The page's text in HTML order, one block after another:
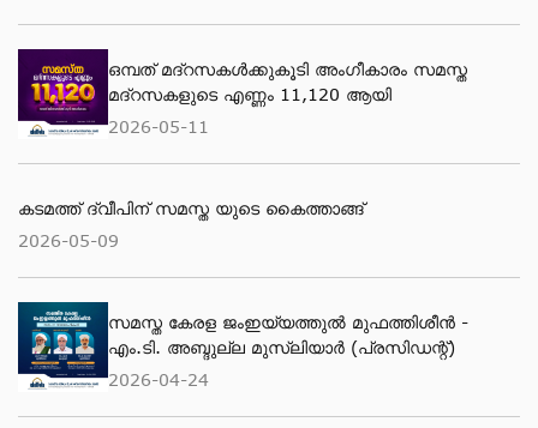
ഒമ്പത് മദ്റസകള്‍ക്കുകൂടി അംഗീകാരം സമസ്ത
മദ്റസകളുടെ എണ്ണം 11,120 ആയി
2026-05-11
കടമത്ത് ദ്വീപിന് സമസ്ത യുടെ കൈത്താങ്ങ്
2026-05-09
സമസ്ത കേരള ജംഇയ്യത്തുല്‍ മുഫത്തിശീന്‍ -
എം.ടി. അബ്ദുല്ല മുസ്‌ലിയാര്‍ (പ്രസിഡന്റ്)
2026-04-24